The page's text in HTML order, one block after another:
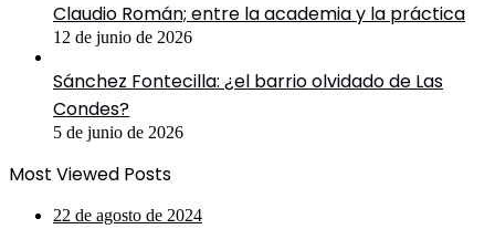
Claudio Román; entre la academia y la práctica
12 de junio de 2026
Sánchez Fontecilla: ¿el barrio olvidado de Las
Condes?
5 de junio de 2026
Most Viewed Posts
22 de agosto de 2024